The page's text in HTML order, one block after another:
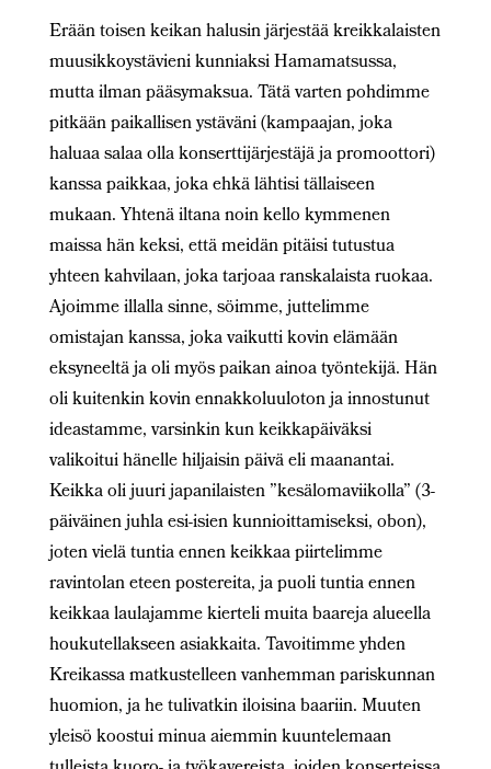
Erään toisen keikan halusin järjestää kreikkalaisten
muusikkoystävieni kunniaksi Hamamatsussa,
mutta ilman pääsymaksua. Tätä varten pohdimme
pitkään paikallisen ystäväni (kampaajan, joka
haluaa salaa olla konserttijärjestäjä ja promoottori)
kanssa paikkaa, joka ehkä lähtisi tällaiseen
mukaan. Yhtenä iltana noin kello kymmenen
maissa hän keksi, että meidän pitäisi tutustua
yhteen kahvilaan, joka tarjoaa ranskalaista ruokaa.
Ajoimme illalla sinne, söimme, juttelimme
omistajan kanssa, joka vaikutti kovin elämään
eksyneeltä ja oli myös paikan ainoa työntekijä. Hän
oli kuitenkin kovin ennakkoluuloton ja innostunut
ideastamme, varsinkin kun keikkapäiväksi
valikoitui hänelle hiljaisin päivä eli maanantai.
Keikka oli juuri japanilaisten ”kesälomaviikolla” (3-
päiväinen juhla esi-isien kunnioittamiseksi, obon),
joten vielä tuntia ennen keikkaa piirtelimme
ravintolan eteen postereita, ja puoli tuntia ennen
keikkaa laulajamme kierteli muita baareja alueella
houkutellakseen asiakkaita. Tavoitimme yhden
Kreikassa matkustelleen vanhemman pariskunnan
huomion, ja he tulivatkin iloisina baariin. Muuten
yleisö koostui minua aiemmin kuuntelemaan